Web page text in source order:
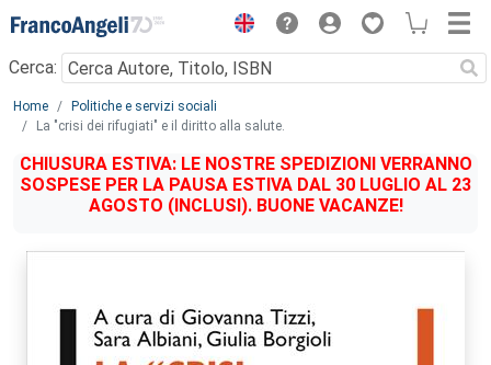
Menu
Cerca:
Main content
Home
Politiche e servizi sociali
La "crisi dei rifugiati" e il diritto alla salute.
CHIUSURA ESTIVA: LE NOSTRE SPEDIZIONI VERRANNO
SOSPESE PER LA PAUSA ESTIVA DAL 30 LUGLIO AL 23
AGOSTO (INCLUSI). BUONE VACANZE!